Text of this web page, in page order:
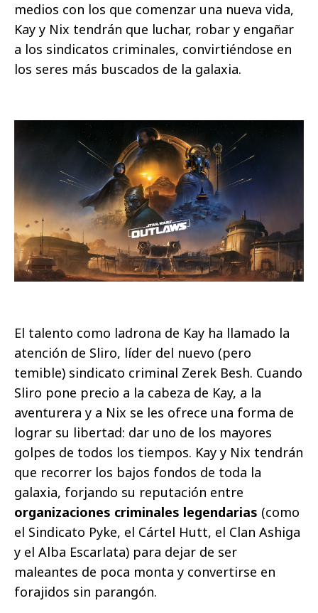
medios con los que comenzar una nueva vida,
Kay y Nix tendrán que luchar, robar y engañar
a los sindicatos criminales, convirtiéndose en
los seres más buscados de la galaxia.
El talento como ladrona de Kay ha llamado la
atención de Sliro, líder del nuevo (pero
temible) sindicato criminal Zerek Besh. Cuando
Sliro pone precio a la cabeza de Kay, a la
aventurera y a Nix se les ofrece una forma de
lograr su libertad: dar uno de los mayores
golpes de todos los tiempos. Kay y Nix tendrán
que recorrer los bajos fondos de toda la
galaxia, forjando su reputación entre
organizaciones criminales legendarias (como
el Sindicato Pyke, el Cártel Hutt, el Clan Ashiga
y el Alba Escarlata) para dejar de ser
maleantes de poca monta y convertirse en
forajidos sin parangón.